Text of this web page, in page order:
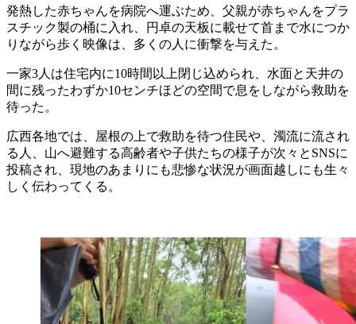
発熱した赤ちゃんを病院へ運ぶため、父親が赤ちゃんをプラ
スチック製の桶に入れ、円卓の天板に載せて首まで水につか
りながら歩く映像は、多くの人に衝撃を与えた。
一家3人は住宅内に10時間以上閉じ込められ、水面と天井の
間に残ったわずか10センチほどの空間で息をしながら救助を
待った。
広西各地では、屋根の上で救助を待つ住民や、濁流に流され
る人、山へ避難する高齢者や子供たちの様子が次々とSNSに
投稿され、現地のあまりにも悲惨な状況が画面越しにも生々
しく伝わってくる。